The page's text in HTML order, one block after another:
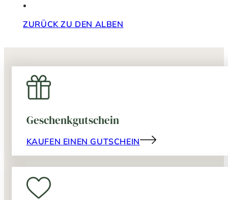
ZURÜCK ZU DEN ALBEN
Geschenkgutschein
KAUFEN EINEN GUTSCHEIN